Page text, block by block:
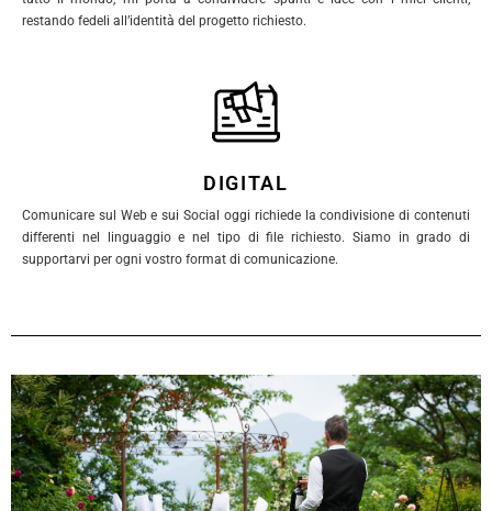
restando fedeli all’identità del progetto richiesto.
DIGITAL
Comunicare sul Web e sui Social oggi richiede la condivisione di contenuti
differenti nel linguaggio e nel tipo di file richiesto. Siamo in grado di
supportarvi per ogni vostro format di comunicazione.